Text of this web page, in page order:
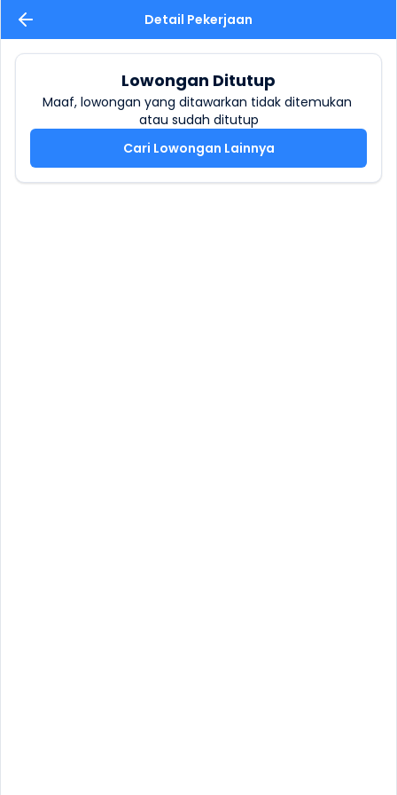
Detail Pekerjaan
Lowongan Ditutup
Maaf, lowongan yang ditawarkan tidak ditemukan
atau sudah ditutup
Cari Lowongan Lainnya